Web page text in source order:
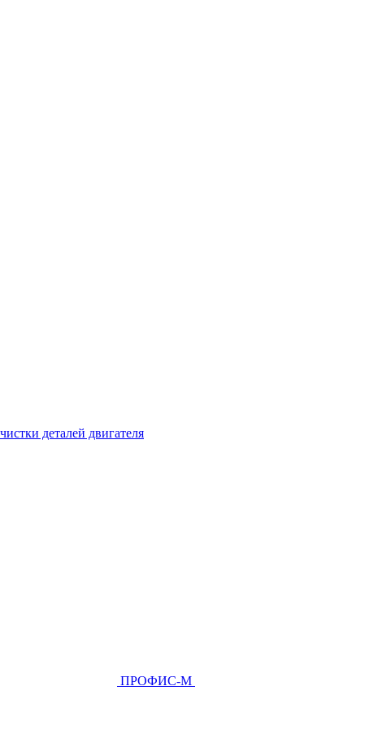
деталей двигателя
ПРОФИС-М